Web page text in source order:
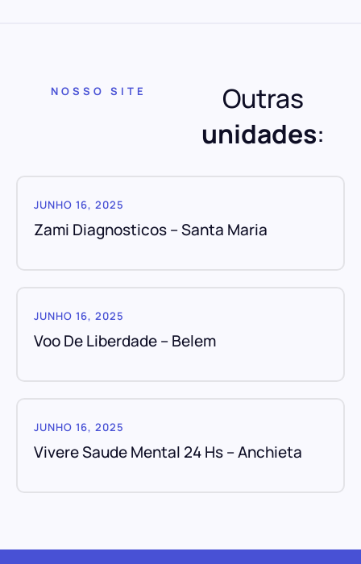
NOSSO SITE
Outras
unidades:
JUNHO 16, 2025
Zami Diagnosticos – Santa Maria
JUNHO 16, 2025
Voo De Liberdade – Belem
JUNHO 16, 2025
Vivere Saude Mental 24 Hs – Anchieta